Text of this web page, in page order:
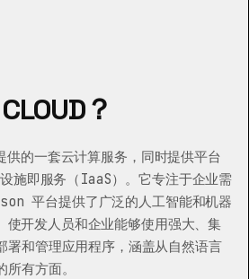
？
的一套云计算服务，同时提供平台
施即服务（IaaS）。它专注于企业需
平台提供了广泛的人工智能和机器
开发人员和企业能够使用强大、集
署和管理应用程序，涵盖从自然语言
有方面。